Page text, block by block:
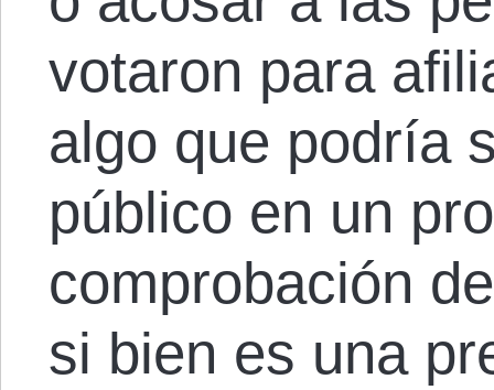
votaron para
algo que podría
público en un
comprobación
si bien es una